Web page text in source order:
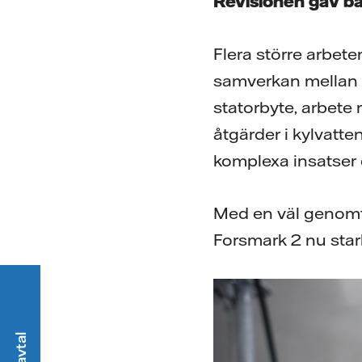
Flera större
samverkan
statorbyte, arbete
åtgärder i
komplexa
Med en väl
Forsmark 2 nu